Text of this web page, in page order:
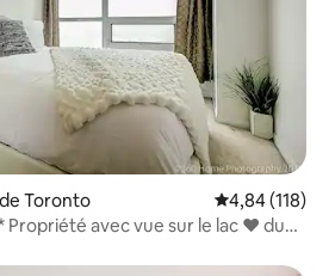
Toronto Note
4,84 (118)